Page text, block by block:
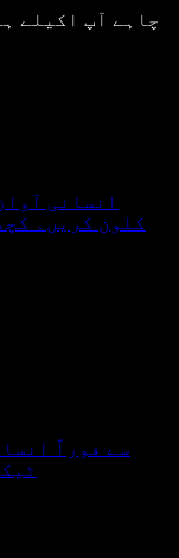
چاہے آپ اکیلے
کلون کریں۔